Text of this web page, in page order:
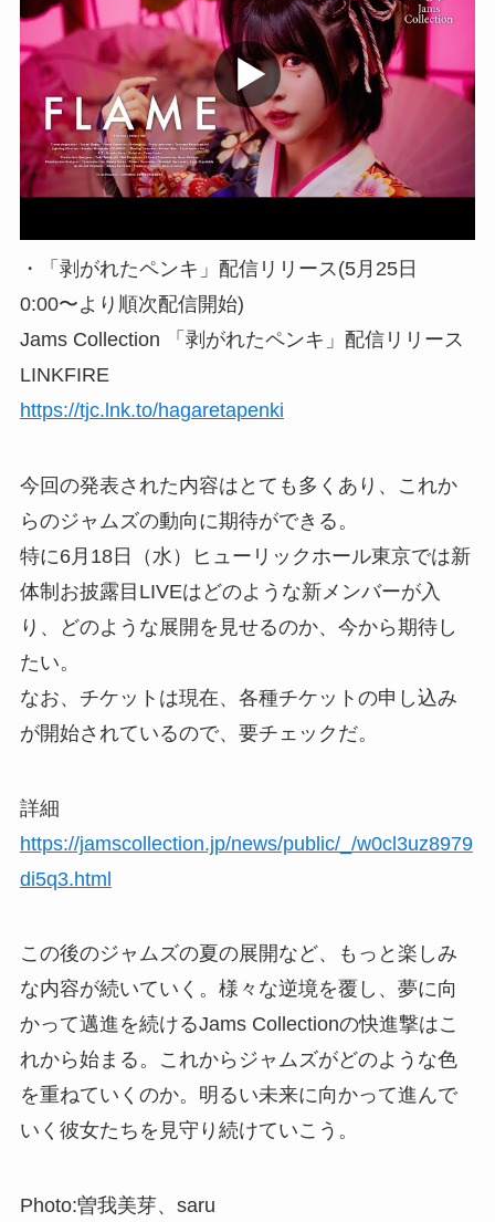
・「剥がれたペンキ」配信リリース(5月25日
0:00〜より順次配信開始)
Jams Collection 「剥がれたペンキ」配信リリース
LINKFIRE
https://tjc.lnk.to/hagaretapenki
今回の発表された内容はとても多くあり、これか
らのジャムズの動向に期待ができる。
特に6月18日（水）ヒューリックホール東京では新
体制お披露目LIVEはどのような新メンバーが入
り、どのような展開を見せるのか、今から期待し
たい。
なお、チケットは現在、各種チケットの申し込み
が開始されているので、要チェックだ。
詳細
https://jamscollection.jp/news/public/_/w0cl3uz8979
di5q3.html
この後のジャムズの夏の展開など、もっと楽しみ
な内容が続いていく。様々な逆境を覆し、夢に向
かって邁進を続けるJams Collectionの快進撃はこ
れから始まる。これからジャムズがどのような色
を重ねていくのか。明るい未来に向かって進んで
いく彼女たちを見守り続けていこう。
Photo:曽我美芽、saru